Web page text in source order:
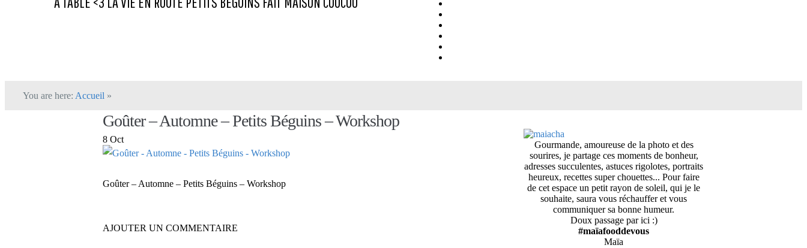
You are here: Accueil »
Goûter – Automne – Petits Béguins – Workshop
8 Oct
Goûter – Automne – Petits Béguins – Workshop
AJOUTER UN COMMENTAIRE
Gourmande, amoureuse de la photo et des
sourires, je partage ces moments de bonheur,
adresses succulentes, astuces rigolotes, portraits
heureux, recettes super chouettes... Pour faire
de cet espace un petit rayon de soleil, qui je le
souhaite, saura vous réchauffer et vous
communiquer sa bonne humeur.
Doux passage par ici :)
#maïafooddevous
Maïa